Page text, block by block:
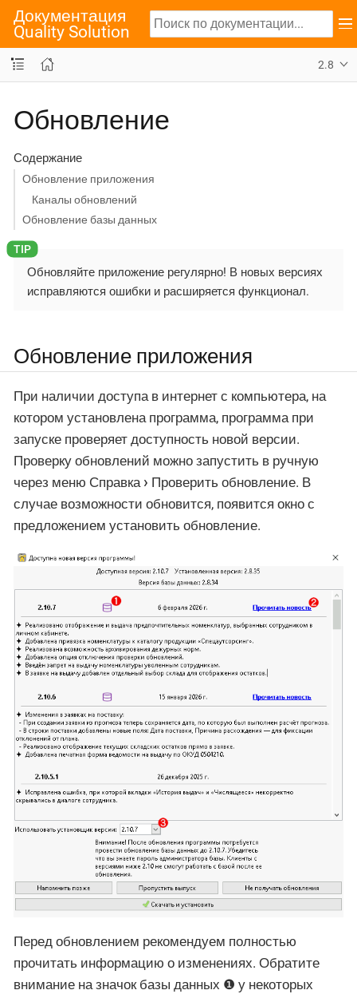
Документация
Quality Solution
2.8
Обновление
Содержание
Обновление приложения
Каналы обновлений
Обновление базы данных
Обновляйте приложение регулярно! В новых версиях
исправляются ошибки и расширяется функционал.
Обновление приложения
При наличии доступа в интернет с компьютера, на
котором установлена программа, программа при
запуске проверяет доступность новой версии.
Проверку обновлений можно запустить в ручную
через меню Справка Проверить обновление. В
случае возможности обновится, появится окно с
предложением установить обновление.
Перед обновлением рекомендуем полностью
прочитать информацию о изменениях. Обратите
внимание на значок базы данных ❶ у некоторых